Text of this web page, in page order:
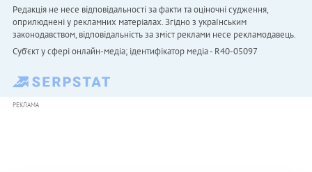
Редакція не несе відповідальності за факти та оціночні судження,
оприлюднені у рекламних матеріалах. Згідно з українським
законодавством, відповідальність за зміст реклами несе рекламодавець.
Cуб'єкт у сфері онлайн-медіа; ідентифікатор медіа - R40-05097
РЕКЛАМА